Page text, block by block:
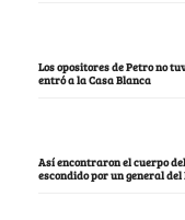
Los opositores de Petro no
entró a la Casa Blanca
Así encontraron el cuerpo
escondido por un general del